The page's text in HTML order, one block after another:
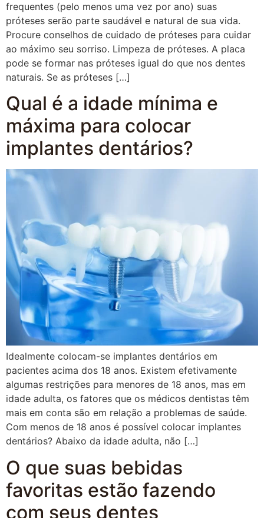
frequentes (pelo menos uma vez por ano) suas
próteses serão parte saudável e natural de sua vida.
Procure conselhos de cuidado de próteses para cuidar
ao máximo seu sorriso. Limpeza de próteses. A placa
pode se formar nas próteses igual do que nos dentes
naturais. Se as próteses […]
Qual é a idade mínima e
máxima para colocar
implantes dentários?
Idealmente colocam-se implantes dentários em
pacientes acima dos 18 anos. Existem efetivamente
algumas restrições para menores de 18 anos, mas em
idade adulta, os fatores que os médicos dentistas têm
mais em conta são em relação a problemas de saúde.
Com menos de 18 anos é possível colocar implantes
dentários? Abaixo da idade adulta, não […]
O que suas bebidas
favoritas estão fazendo
com seus dentes